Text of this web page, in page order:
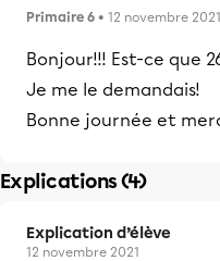
Primaire 6 • 12 novembre 2021
Bonjour!!! Est-ce que
Je me le demandais!
Bonne journée et
Explications (4)
Explication d’élève
12 novembre 2021